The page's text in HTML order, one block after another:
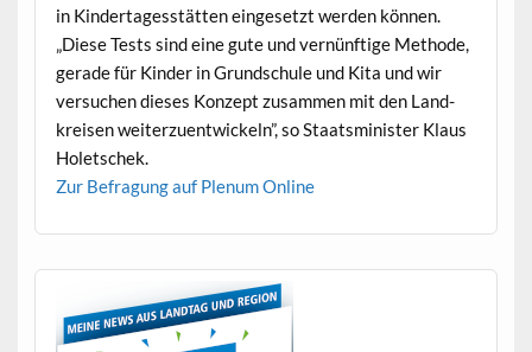
in Kindertagesstät­ten einge­set­zt wer­den kön­nen.
„Diese Tests sind eine gute und vernün­ftige Meth­ode,
ger­ade für Kinder in Grund­schule und Kita und wir
ver­suchen dieses Konzept zusam­men mit den Land­
kreisen weit­erzuen­twick­eln”, so Staatsmin­is­ter Klaus
Holetschek.
Zur Befra­gung auf Plenum Online